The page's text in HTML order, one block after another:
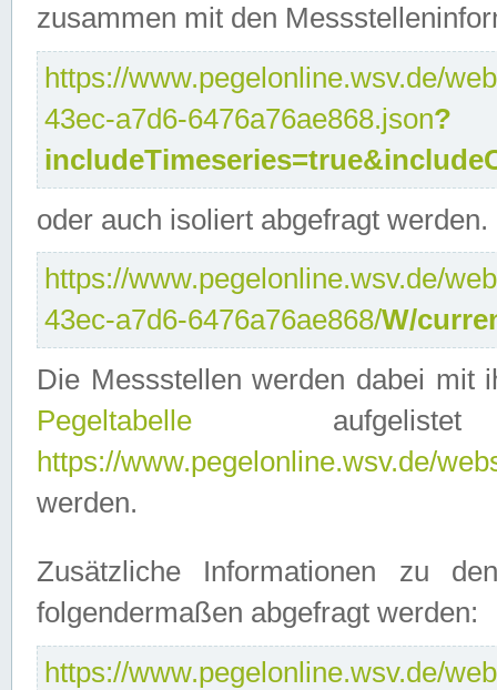
zusammen mit den
https://www.pegelonline.wsv.de/
43ec-a7d6-6476a76ae868.json?
oder auch isoliert abgefragt werden.
https://www.pegelonline.wsv.de/
43ec-a7d6-6476a76ae868/W/
Die Messstellen werden dabei mit
Pegeltabelle
https://www.pegelonline.wsv.de/
werden.
Zusätzliche Informationen zu
folgendermaßen abgefragt werden:
https://www.pegelonline.wsv.de/